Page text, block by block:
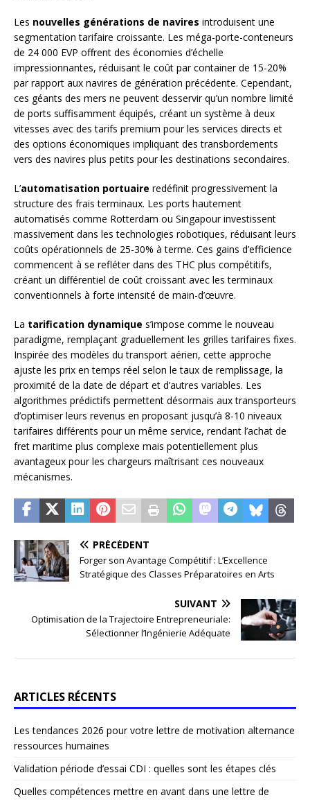
Les nouvelles générations de navires introduisent une
segmentation tarifaire croissante. Les méga-porte-conteneurs
de 24 000 EVP offrent des économies d’échelle
impressionnantes, réduisant le coût par container de 15-20%
par rapport aux navires de génération précédente. Cependant,
ces géants des mers ne peuvent desservir qu’un nombre limité
de ports suffisamment équipés, créant un système à deux
vitesses avec des tarifs premium pour les services directs et
des options économiques impliquant des transbordements
vers des navires plus petits pour les destinations secondaires.
L’automatisation portuaire redéfinit progressivement la
structure des frais terminaux. Les ports hautement
automatisés comme Rotterdam ou Singapour investissent
massivement dans les technologies robotiques, réduisant leurs
coûts opérationnels de 25-30% à terme. Ces gains d’efficience
commencent à se refléter dans des THC plus compétitifs,
créant un différentiel de coût croissant avec les terminaux
conventionnels à forte intensité de main-d’œuvre.
La tarification dynamique s’impose comme le nouveau
paradigme, remplaçant graduellement les grilles tarifaires fixes.
Inspirée des modèles du transport aérien, cette approche
ajuste les prix en temps réel selon le taux de remplissage, la
proximité de la date de départ et d’autres variables. Les
algorithmes prédictifs permettent désormais aux transporteurs
d’optimiser leurs revenus en proposant jusqu’à 8-10 niveaux
tarifaires différents pour un même service, rendant l’achat de
fret maritime plus complexe mais potentiellement plus
avantageux pour les chargeurs maîtrisant ces nouveaux
mécanismes.
PRÉCÉDENT
Forger son Avantage Compétitif : L’Excellence
Stratégique des Classes Préparatoires en Arts
SUIVANT
Optimisation de la Trajectoire Entrepreneuriale:
Sélectionner l’Ingénierie Adéquate
ARTICLES RÉCENTS
Les tendances 2026 pour votre lettre de motivation alternance
ressources humaines
Validation période d’essai CDI : quelles sont les étapes clés
Quelles compétences mettre en avant dans une lettre de